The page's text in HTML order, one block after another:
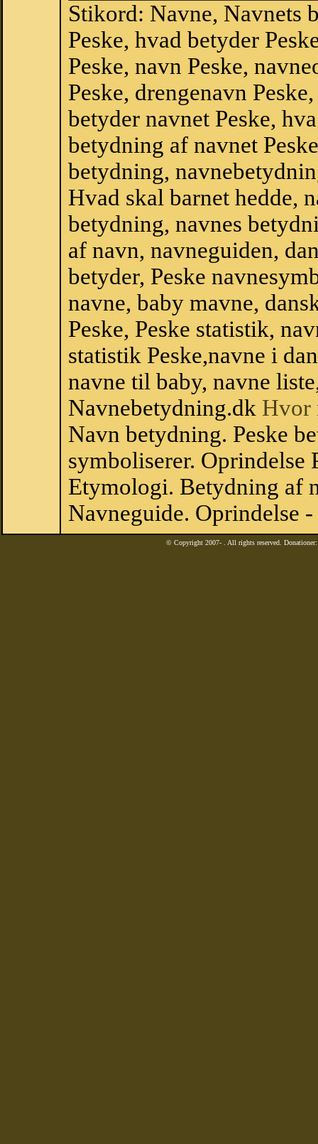
Stikord: Navne, Navnets
Peske, hvad betyder
Peske, navn Peske,
Peske, drengenavn
betyder navnet Peske,
betydning af navnet
betydning,
Hvad skal barnet hedde,
betydning, navnes
af navn, navneguiden,
betyder, Peske
navne, baby mavne,
Peske, Peske statistik,
statistik Peske,navne i
navne til baby, navne
Navnebetydning.dk Hvor
Navn betydning. Peske
symboliserer. Oprindelse
Etymologi. Betydning af
Navneguide. Oprindelse
© Copyright 2007- . All rights reserved.